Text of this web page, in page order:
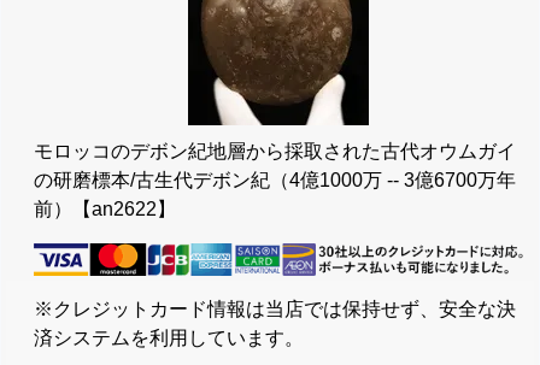
モロッコのデボン紀地層から採取された古代オウムガイ
の研磨標本/古生代デボン紀（4億1000万 -- 3億6700万年
前）【an2622】
※クレジットカード情報は当店では保持せず、安全な決
済システムを利用しています。